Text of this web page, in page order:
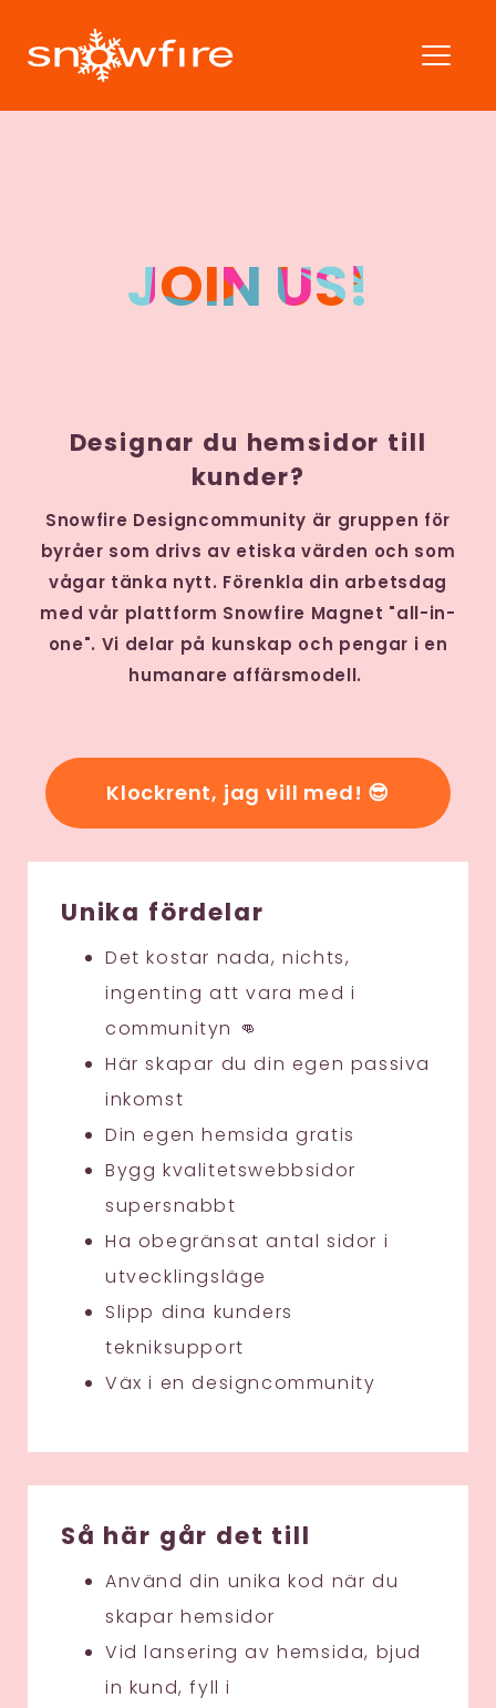
JOIN US!
Designar du hemsidor till
kunder?
Snowfire Designcommunity är gruppen för
byråer som drivs av etiska värden och som
vågar tänka nytt. Förenkla din arbetsdag
med vår plattform Snowfire Magnet "all-in-
one". Vi delar på kunskap och pengar i en
humanare affärsmodell.
Klockrent, jag vill med! 😎
Unika fördelar
Det kostar nada, nichts,
ingenting att vara med i
communityn 👊
Här skapar du din egen passiva
inkomst
Din egen hemsida gratis
Bygg kvalitetswebbsidor
supersnabbt
Ha obegränsat antal sidor i
utvecklingsläge
Slipp dina kunders
tekniksupport
Väx i en designcommunity
Så här går det till
Använd din unika kod när du
skapar hemsidor
Vid lansering av hemsida, bjud
in kund, fyll i